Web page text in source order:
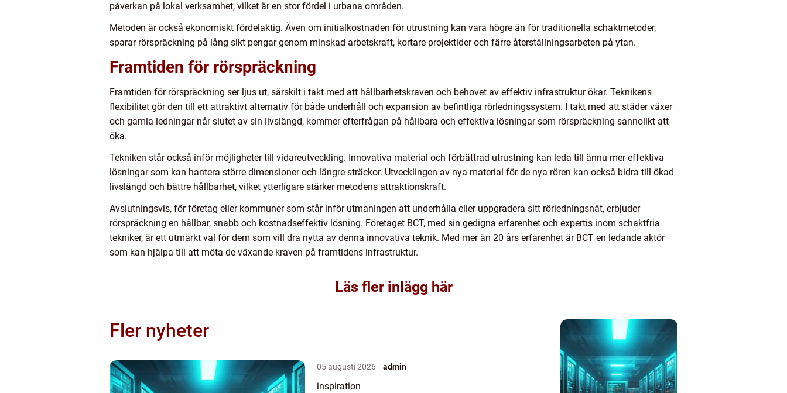
påverkan på lokal verksamhet, vilket är en stor fördel i urbana områden.
Metoden är också ekonomiskt fördelaktig. Även om initialkostnaden för utrustning kan vara högre än för traditionella schaktmetoder,
sparar rörspräckning på lång sikt pengar genom minskad arbetskraft, kortare projektider och färre återställningsarbeten på ytan.
Framtiden för rörspräckning
Framtiden för rörspräckning ser ljus ut, särskilt i takt med att hållbarhetskraven och behovet av effektiv infrastruktur ökar. Teknikens
flexibilitet gör den till ett attraktivt alternativ för både underhåll och expansion av befintliga rörledningssystem. I takt med att städer växer
och gamla ledningar når slutet av sin livslängd, kommer efterfrågan på hållbara och effektiva lösningar som rörspräckning sannolikt att
öka.
Tekniken står också inför möjligheter till vidareutveckling. Innovativa material och förbättrad utrustning kan leda till ännu mer effektiva
lösningar som kan hantera större dimensioner och längre sträckor. Utvecklingen av nya material för de nya rören kan också bidra till ökad
livslängd och bättre hållbarhet, vilket ytterligare stärker metodens attraktionskraft.
Avslutningsvis, för företag eller kommuner som står inför utmaningen att underhålla eller uppgradera sitt rörledningsnät, erbjuder
rörspräckning en hållbar, snabb och kostnadseffektiv lösning. Företaget BCT, med sin gedigna erfarenhet och expertis inom schaktfria
tekniker, är ett utmärkt val för dem som vill dra nytta av denna innovativa teknik. Med mer än 20 års erfarenhet är BCT en ledande aktör
som kan hjälpa till att möta de växande kraven på framtidens infrastruktur.
Läs fler inlägg här
Fler nyheter
05 augusti 2026 admin
inspiration